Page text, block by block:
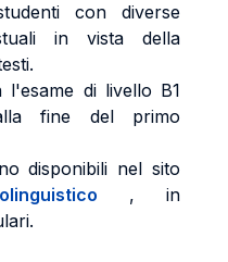
con diverse
in vista della
di livello B1
fine del primo
disponibili nel sito
, in